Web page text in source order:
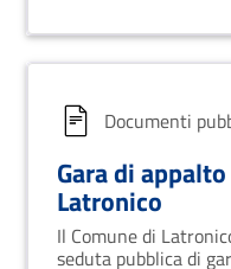
Documenti
Gara di
Latronico
Il Comune di
seduta pubblica di